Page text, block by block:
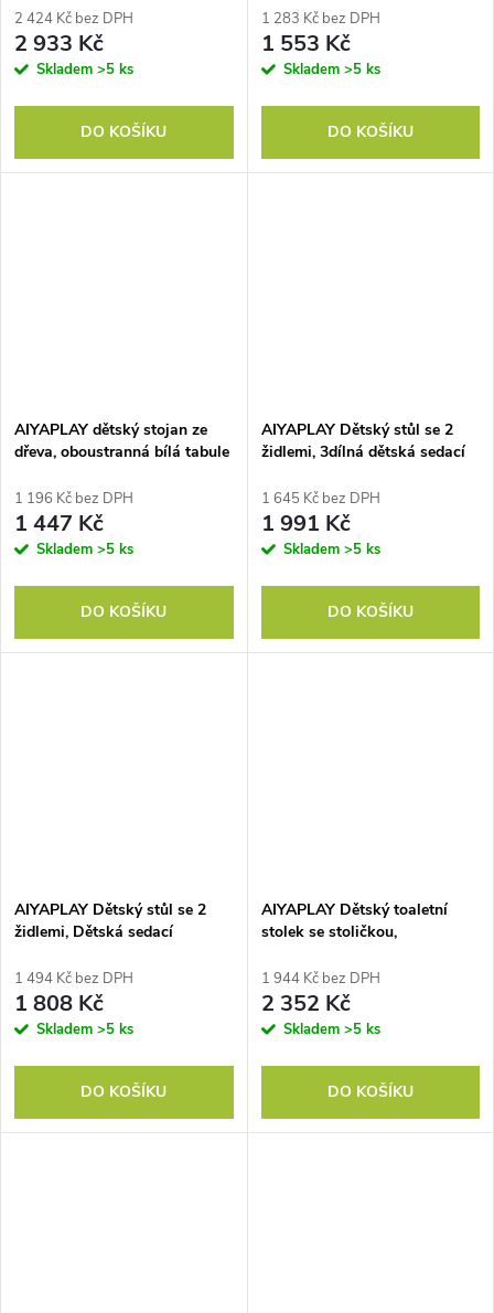
postel do dětského pokoje,
MDF, bez matrace, růžová
barva
2 424 Kč bez DPH
2 933 Kč
Skladem >5 ks
DO KOŠÍKU
regál 55x15x110cm Bílý
1 283 Kč bez DPH
1 553 Kč
Skladem >5 ks
DO KOŠÍKU
AIYAPLAY dětský stojan ze
dřeva, oboustranná bílá tabule
tabule s role papíru, police,
přírodní
1 196 Kč bez DPH
1 447 Kč
Skladem >5 ks
DO KOŠÍKU
AIYAPLAY Dětský stůl se 2
židlemi, 3dílná dětská sedací
52 x 48 cm šedý
1 645 Kč bez DPH
1 991 Kč
Skladem >5 ks
DO KOŠÍKU
AIYAPLAY Dětský stůl se 2
židlemi, Dětská sedací
prostorem, Opěradlo ve tvaru
medvěda pro děti 3-6 let,
Přírodní dřevo
1 494 Kč bez DPH
1 808 Kč
Skladem >5 ks
DO KOŠÍKU
AIYAPLAY Dětský toaletní
stolek se stoličkou,
medvídka, zásuvka, MDF,
růžový
1 944 Kč bez DPH
2 352 Kč
Skladem >5 ks
DO KOŠÍKU